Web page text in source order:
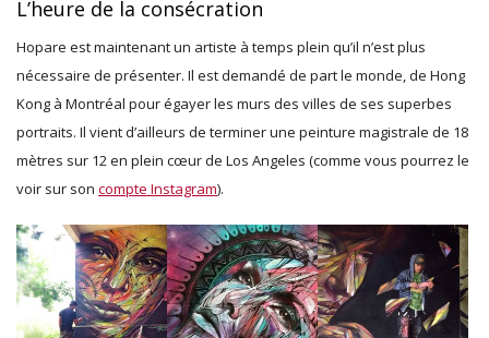
L’heure de la consécration
Hopare est maintenant un artiste à temps plein qu’il n’est plus
nécessaire de présenter. Il est demandé de part le monde, de Hong
Kong à Montréal pour égayer les murs des villes de ses superbes
portraits. Il vient d’ailleurs de terminer une peinture magistrale de 18
mètres sur 12 en plein cœur de Los Angeles (comme vous pourrez le
voir sur son compte Instagram).